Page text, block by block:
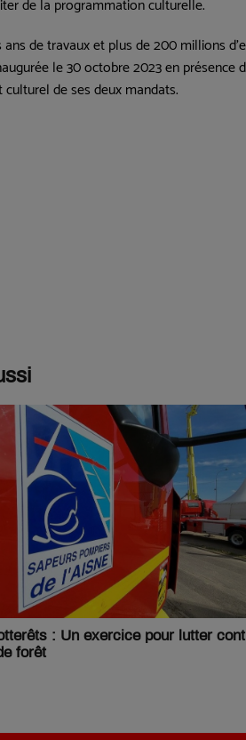
de la programmation culturelle.
de travaux etplus de 200 millions
le 30 octobre 2023 en
de ses deux mandats.
: Un exercice pour lutter
forêt